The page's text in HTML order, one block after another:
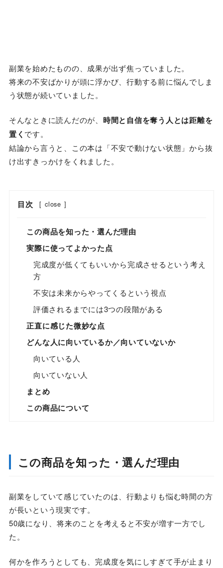
副業を始めたものの、成果が出ず焦っていました。
将来の不安ばかりが頭に浮かび、行動する前に悩んでしま
う状態が続いていました。
そんなときに読んだのが、 時間と自信を奪う人とは距離を
置く です。
結論から言うと、この本は「不安で動けない状態」から抜
け出すきっかけをくれました。
目次 [ close ]
この商品を知った・選んだ理由
実際に使ってよかった点
完成度が低くてもいいから完成させるという考え
方
不安は未来からやってくるという視点
評価されるまでには3つの段階がある
正直に感じた微妙な点
どんな人に向いているか／向いていないか
向いている人
向いていない人
まとめ
この商品について
この商品を知った・選んだ理由
副業をしていて感じていたのは、行動よりも悩む時間の方
が長いという現実です。
50歳になり、将来のことを考えると不安が増す一方でし
た。
何かを作ろうとしても、完成度を気にしすぎて手が止まり